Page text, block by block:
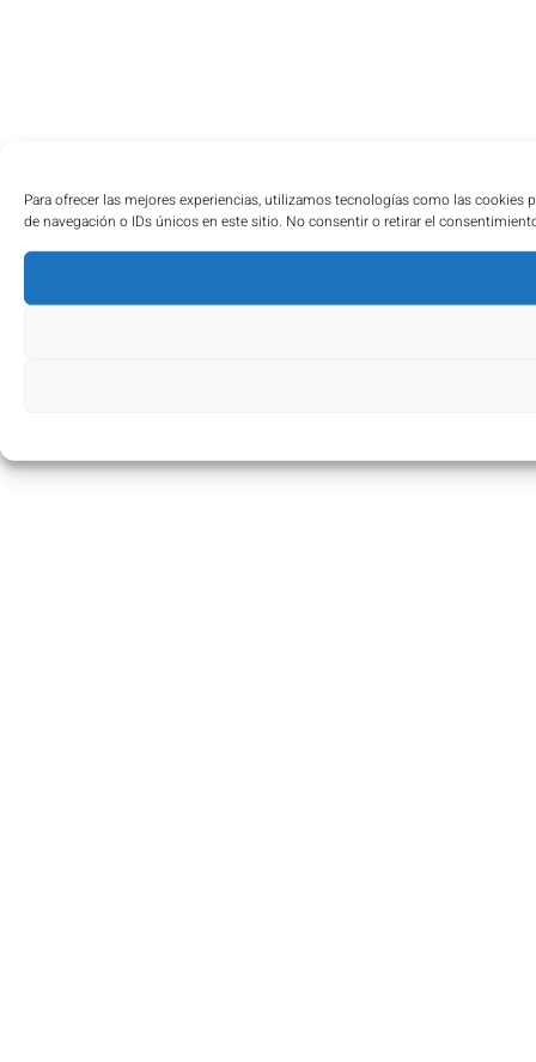
Para ofrecer las mejores experiencias, utilizamos tecnologías como las
de navegación o IDs únicos en este sitio. No consentir o retirar el